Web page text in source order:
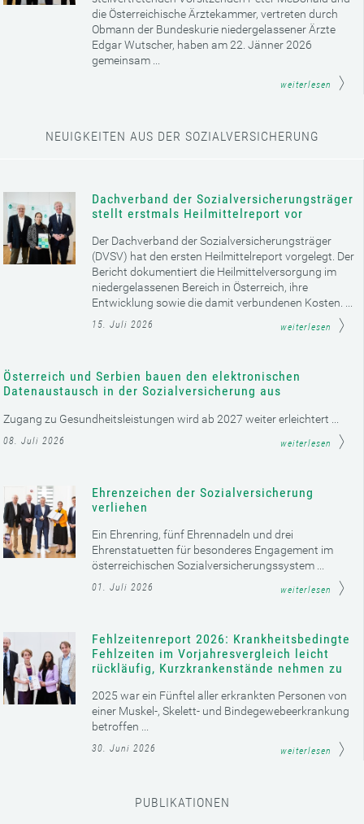
die Österreichische Ärztekammer, vertreten durch
Obmann der Bundeskurie niedergelassener Ärzte
Edgar Wutscher, haben am 22. Jänner 2026
gemeinsam ...
weiterlesen
NEUIGKEITEN AUS DER SOZIALVERSICHERUNG
Dachverband der Sozialversicherungsträger
stellt erstmals Heilmittelreport vor
Der Dachverband der Sozialversicherungsträger
(DVSV) hat den ersten Heilmittelreport vorgelegt. Der
Bericht dokumentiert die Heilmittelversorgung im
niedergelassenen Bereich in Österreich, ihre
Entwicklung sowie die damit verbundenen Kosten. ...
15. Juli 2026 weiterlesen
Österreich und Serbien bauen den elektronischen
Datenaustausch in der Sozialversicherung aus
Zugang zu Gesundheitsleistungen wird ab 2027 weiter erleichtert ...
08. Juli 2026 weiterlesen
Ehrenzeichen der Sozialversicherung
verliehen
Ein Ehrenring, fünf Ehrennadeln und drei
Ehrenstatuetten für besonderes Engagement im
österreichischen Sozialversicherungssystem ...
01. Juli 2026 weiterlesen
Fehlzeitenreport 2026: Krankheitsbedingte
Fehlzeiten im Vorjahresvergleich leicht
rückläufig, Kurzkrankenstände nehmen zu
2025 war ein Fünftel aller erkrankten Personen von
einer Muskel-, Skelett- und Bindegewebeerkrankung
betroffen ...
30. Juni 2026 weiterlesen
PUBLIKATIONEN